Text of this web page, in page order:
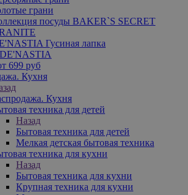
грани
посуды BAKER`S SECRET
Гусиная лапка
699 руб
Кухня
Кухня
техника для детей
Назад
Бытовая техника для детей
Мелкая детская бытовая техника
техника для кухни
Назад
Бытовая техника для кухни
Крупная техника для кухни